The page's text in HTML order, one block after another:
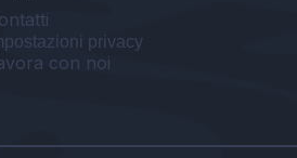
privacy
con noi